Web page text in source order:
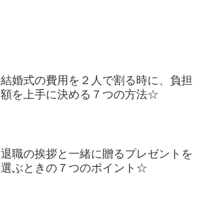
結婚式の費用を２人で割る時に、負担
額を上手に決める７つの方法☆
退職の挨拶と一緒に贈るプレゼントを
選ぶときの７つのポイント☆